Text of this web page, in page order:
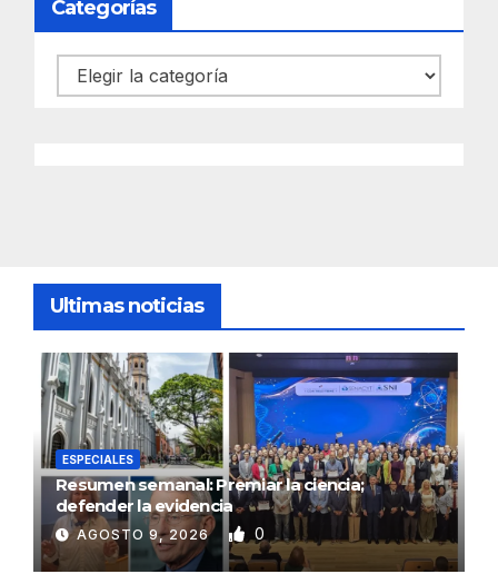
Categorías
Categorías
Ultimas noticias
ESPECIALES
Resumen semanal: Premiar la ciencia;
defender la evidencia
AGOSTO 9, 2026 0